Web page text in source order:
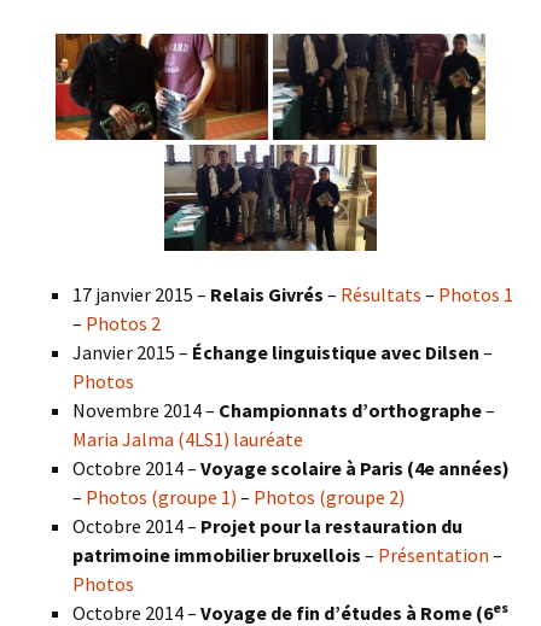
17 janvier 2015 – Relais Givrés – Résultats – Photos 1
– Photos 2
Janvier 2015 – Échange linguistique avec Dilsen –
Photos
Novembre 2014 – Championnats d’orthographe–
Maria Jalma (4LS1) lauréate
Octobre 2014 – Voyage scolaire à Paris (4e années)
– Photos (groupe 1) – Photos (groupe 2)
Octobre 2014 – Projet pour la restauration du
patrimoine immobilier bruxellois – Présentation –
Photos
Octobre 2014 – Voyage de fin d’études à Rome (6es